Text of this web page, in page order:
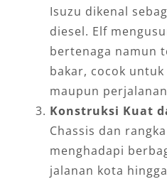
Isuzu dikenal
diesel. Elf
bertenaga namun
bakar, cocok
maupun
Konstruksi Kuat
Chassis dan
menghadapi
jalanan kota